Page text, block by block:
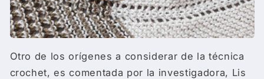
Otro de los orígenes a considerar de la técnica
crochet, es comentada por la investigadora, Lis